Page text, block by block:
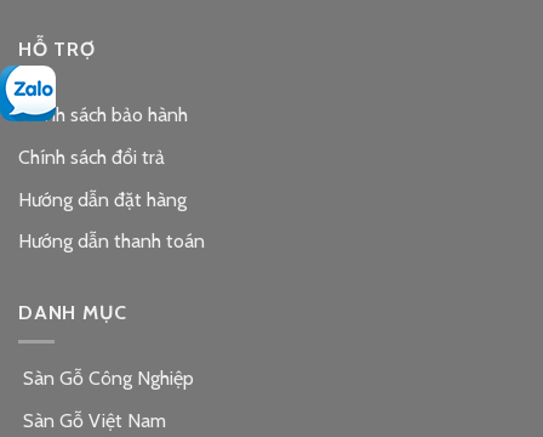
HỖ TRỢ
Chính sách bảo hành
Chính sách đổi trả
Hướng dẫn đặt hàng
Hướng dẫn thanh toán
DANH MỤC
Sàn Gỗ Công Nghiệp
Sàn Gỗ Việt Nam